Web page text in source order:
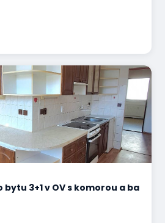
3+1 v OV s komorou a ba